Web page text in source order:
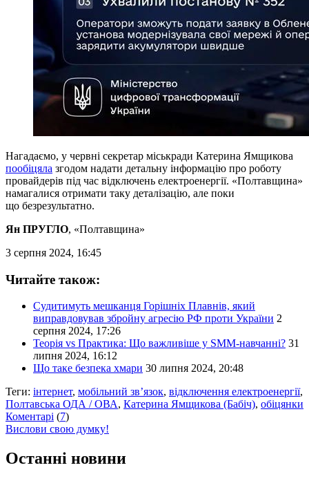
Нагадаємо, у червні секретар міськради Катерина Ямщикова
пообіцяла згодом надати детальну інформацію про роботу
провайдерів під час відключень електроенергії. «Полтавщина»
намагалися отримати таку деталізацію, але поки
що безрезультатно.
Ян ПРУГЛО, «Полтавщина»
3 серпня 2024, 16:45
Читайте також:
Судитимуть мешканця Горішніх Плавнів, який
виправдовував збройну агресію РФ проти України 2
серпня 2024, 17:26
Теорія vs Практика: Що важливіше у SMM-навчанні? 31
липня 2024, 16:12
Що таке безпека хмари 30 липня 2024, 20:48
Теги: інтернет, мобільний зв’язок, відключення електроенергії,
Полтавська ОДА / ОВА, Катерина Ямщикова (Бабіч), обіцянки
Коментарі (7)
Вислови свою думку!
Останні новини